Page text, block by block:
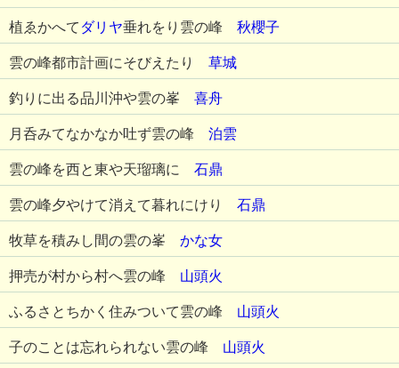
植ゑかへて ダリヤ垂れをり雲の峰 秋櫻子
雲の峰都市計画にそびえたり 草城
釣りに出る品川沖や雲の峯 喜舟
月呑みてなかなか吐ず雲の峰 泊雲
雲の峰を西と東や天瑠璃に 石鼎
雲の峰夕やけて消えて暮れにけり 石鼎
牧草を積みし間の雲の峯 かな女
押売が村から村へ雲の峰 山頭火
ふるさとちかく住みついて雲の峰 山頭火
子のことは忘れられない雲の峰 山頭火